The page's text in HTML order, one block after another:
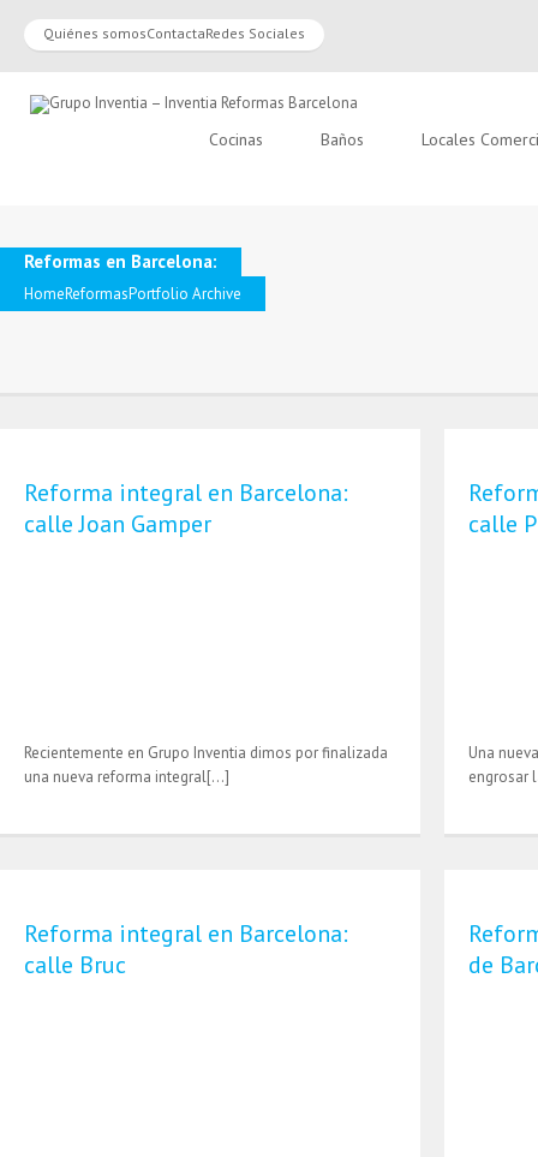
Quiénes somosContactaRedes Sociales
Cocinas Baños Locales
Reformas en Barcelona:
HomeReformasPortfolio Archive
Reforma integral en Barcelona:
calle Joan Gamper
Recientemente en Grupo Inventia dimos por finalizada
una nueva reforma integral[…]
calle
Una
engrosar
Reforma integral en Barcelona:
calle Bruc
de